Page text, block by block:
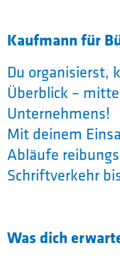
Kaufmann für
Du organisierst,
Überblick –
Unternehmens!
Mit deinem
Abläufe
Schriftverkehr
Was dich